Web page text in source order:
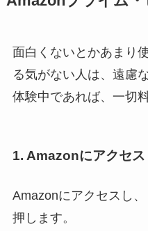
面白くないとかあまり
る気がない人は、遠慮
体験中であれば、一切
1. Amazonにアクセス
Amazonにアクセスし
押します。